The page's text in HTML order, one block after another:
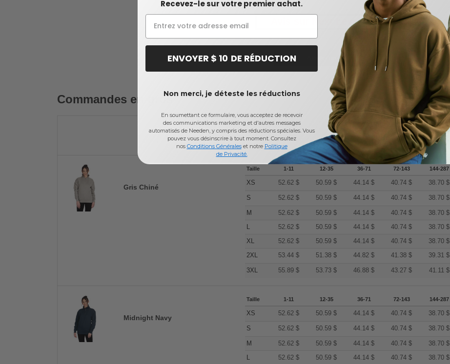
Avis sur Next Level 9643
Ajouter un avis
Commandes en gros
0ARTICLES
Gris Chiné
Taille 1-11 12-35 36-71 72-143 144-287
XS 52.62$ 50.59$ 44.14$ 40.74$ 38.70$
S 52.62$ 50.59$ 44.14$ 40.74$ 38.70$
M 52.62$ 50.59$ 44.14$ 40.74$ 38.70$
L
52.62$ 50.59$ 44.14$ 40.74$ 38.70$
XL
52.62$ 50.59$ 44.14$ 40.74$ 38.70$
2XL
53.44$ 51.38$ 44.82$ 41.38$ 39.31$
3XL 55.89$ 53.73$ 46.88$ 43.27$ 41.11 $
Midnight Navy
Taille 1-11 12-35 36-71 72-143 144-287
XS 52.62$ 50.59$ 44.14$ 40.74$ 38.70$
S 52.62$ 50.59$ 44.14$ 40.74$ 38.70$
M 52.62$ 50.59$ 44.14$ 40.74$ 38.70$
L
52.62$ 50.59$ 44.14$ 40.74$ 38.70$
Recevez-le sur votre premier achat.
ENVOYER $ 10 DE RÉDUCTION
Non merci, je déteste les réductions
En soumettant ce formulaire, vous acceptez de recevoir
des communications marketing et d'autres messages
automatisés de Needen, y compris des réductions spéciales. Vous
pouvez vous désinscrire à tout moment. Consultez
nos Conditions Généraleset notre Politique
de Privacité.